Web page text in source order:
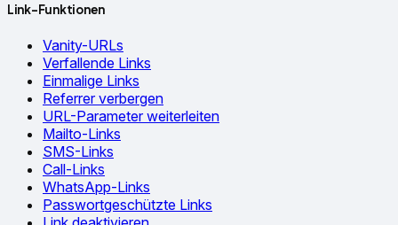
Link-Funktionen
Vanity-URLs
Verfallende Links
Einmalige Links
Referrer verbergen
URL-Parameter weiterleiten
Mailto-Links
SMS-Links
Call-Links
WhatsApp-Links
Passwortgeschützte Links